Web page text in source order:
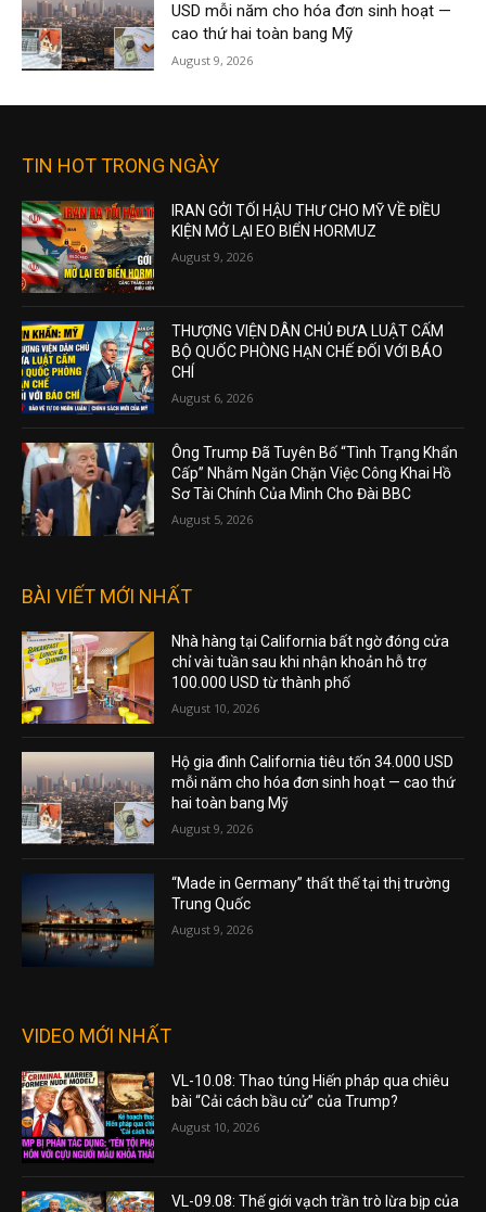
USD mỗi năm cho hóa đơn sinh hoạt —
cao thứ hai toàn bang Mỹ
August 9, 2026
TIN HOT TRONG NGÀY
IRAN GỞI TỐI HẬU THƯ CHO MỸ VỀ ĐIỀU
KIỆN MỞ LẠI EO BIỂN HORMUZ
August 9, 2026
THƯỢNG VIỆN DÂN CHỦ ĐƯA LUẬT CẤM
BỘ QUỐC PHÒNG HẠN CHẾ ĐỐI VỚI BÁO
CHÍ
August 6, 2026
Ông Trump Đã Tuyên Bố “Tình Trạng Khẩn
Cấp” Nhằm Ngăn Chặn Việc Công Khai Hồ
Sơ Tài Chính Của Mình Cho Đài BBC
August 5, 2026
BÀI VIẾT MỚI NHẤT
Nhà hàng tại California bất ngờ đóng cửa
chỉ vài tuần sau khi nhận khoản hỗ trợ
100.000 USD từ thành phố
August 10, 2026
Hộ gia đình California tiêu tốn 34.000 USD
mỗi năm cho hóa đơn sinh hoạt — cao thứ
hai toàn bang Mỹ
August 9, 2026
“Made in Germany” thất thế tại thị trường
Trung Quốc
August 9, 2026
VIDEO MỚI NHẤT
VL-10.08: Thao túng Hiến pháp qua chiêu
bài “Cải cách bầu cử” của Trump?
August 10, 2026
VL-09.08: Thế giới vạch trần trò lừa bịp của